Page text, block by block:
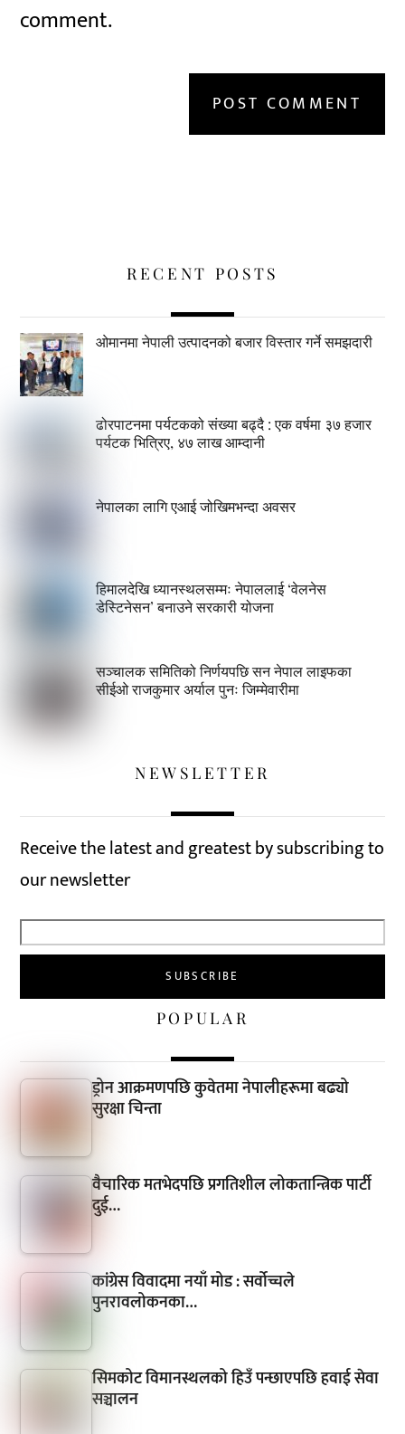
comment.
RECENT POSTS
ओमानमा नेपाली उत्पादनको बजार विस्तार गर्ने समझदारी
ढोरपाटनमा पर्यटकको संख्या बढ्दै : एक वर्षमा ३७ हजार
पर्यटक भित्रिए, ४७ लाख आम्दानी
नेपालका लागि एआई जोखिमभन्दा अवसर
हिमालदेखि ध्यानस्थलसम्मः नेपाललाई ‘वेलनेस
डेस्टिनेसन’ बनाउने सरकारी योजना
सञ्चालक समितिको निर्णयपछि सन नेपाल लाइफका
सीईओ राजकुमार अर्याल पुनः जिम्मेवारीमा
NEWSLETTER
Receive the latest and greatest by subscribing to
our newsletter
POPULAR
ड्रोन आक्रमणपछि कुवेतमा नेपालीहरूमा बढ्यो
सुरक्षा चिन्ता
वैचारिक मतभेदपछि प्रगतिशील लोकतान्त्रिक पार्टी
दुई…
कांग्रेस विवादमा नयाँ मोड : सर्वोच्चले
पुनरावलोकनका…
सिमकोट विमानस्थलको हिउँ पन्छाएपछि हवाई सेवा
सञ्चालन